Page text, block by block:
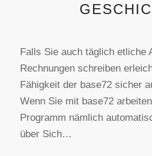
Falls Sie auch täglich etliche
Rechnungen schreiben
Fähigkeit der base72 sicher
Wenn Sie mit base72
Programm nämlich
über Sich…